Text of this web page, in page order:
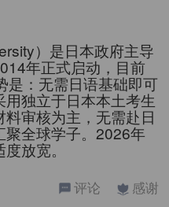
提交
）是日本政府主导
年正式启动，目前
是：无需日语基础即可
独立于日本本土考生
审核为主，无需赴日
聚全球学子。2026年
放宽。
感谢
评论